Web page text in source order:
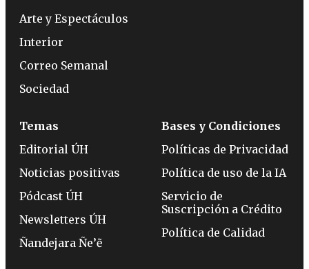
Arte y Espectáculos
Interior
Correo Semanal
Sociedad
Temas
Editorial ÚH
Noticias positivas
Pódcast ÚH
Newsletters ÚH
Ñandejara Ñe’ẽ
Bases y Condiciones
Políticas de Privacidad
Política de uso de la IA
Servicio de
Suscripción a Crédito
Política de Calidad